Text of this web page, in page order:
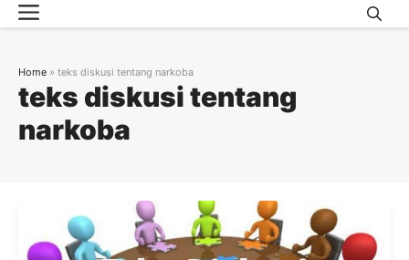
Skip
to
Menu
teks diskusi tentang
narkoba
Home » teks diskusi tentang narkoba